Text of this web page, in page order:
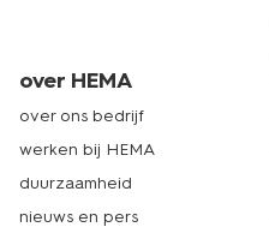
over HEMA
over ons bedrijf
werken bij HEMA
duurzaamheid
nieuws en pers